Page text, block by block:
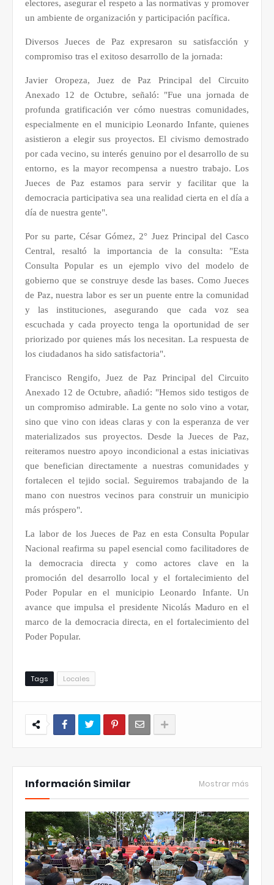
electores, asegurar el respeto a las normativas y promover
un ambiente de organización y participación pacífica.
Diversos Jueces de Paz expresaron su satisfacción y
compromiso tras el exitoso desarrollo de la jornada:
Javier Oropeza, Juez de Paz Principal del Circuito
Anexado 12 de Octubre, señaló: "Fue una jornada de
profunda gratificación ver cómo nuestras comunidades,
especialmente en el municipio Leonardo Infante, quienes
asistieron a elegir sus proyectos. El civismo demostrado
por cada vecino, su interés genuino por el desarrollo de su
entorno, es la mayor recompensa a nuestro trabajo. Los
Jueces de Paz estamos para servir y facilitar que la
democracia participativa sea una realidad cierta en el día a
día de nuestra gente".
Por su parte, César Gómez, 2° Juez Principal del Casco
Central, resaltó la importancia de la consulta: "Esta
Consulta Popular es un ejemplo vivo del modelo de
gobierno que se construye desde las bases. Como Jueces
de Paz, nuestra labor es ser un puente entre la comunidad
y las instituciones, asegurando que cada voz sea
escuchada y cada proyecto tenga la oportunidad de ser
priorizado por quienes más los necesitan. La respuesta de
los ciudadanos ha sido satisfactoria".
Francisco Rengifo, Juez de Paz Principal del Circuito
Anexado 12 de Octubre, añadió: "Hemos sido testigos de
un compromiso admirable. La gente no solo vino a votar,
sino que vino con ideas claras y con la esperanza de ver
materializados sus proyectos. Desde la Jueces de Paz,
reiteramos nuestro apoyo incondicional a estas iniciativas
que benefician directamente a nuestras comunidades y
fortalecen el tejido social. Seguiremos trabajando de la
mano con nuestros vecinos para construir un municipio
más próspero".
La labor de los Jueces de Paz en esta Consulta Popular
Nacional reafirma su papel esencial como facilitadores de
la democracia directa y como actores clave en la
promoción del desarrollo local y el fortalecimiento del
Poder Popular en el municipio Leonardo Infante. Un
avance que impulsa el presidente Nicolás Maduro en el
marco de la democracia directa, en el fortalecimiento del
Poder Popular.
Tags Locales
Información Similar Mostrar más